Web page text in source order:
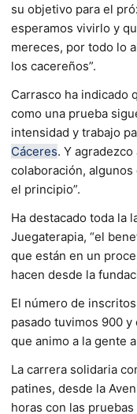
su objetivo para el
esperamos vivirlo y
mereces, por todo lo
los cacereños”.
Carrasco ha indicado
como una prueba
intensidad y trabajo
Cáceres. Y
colaboración,
el principio”.
Ha destacado toda la
Juegaterapia, “el
que están en un
hacen desde la
El número de
pasado tuvimos 900
que animo a la gente
La carrera solidaria
patines, desde la
horas con las